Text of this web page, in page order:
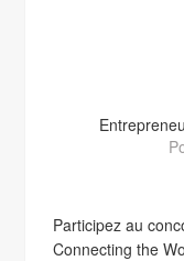
Participez au
Connecting the